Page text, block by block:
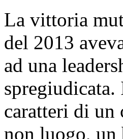
La vittoria
del 2013
ad una
caratteri di un
non luogo, un